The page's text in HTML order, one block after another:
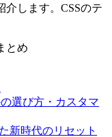
介します。CSSのテ
選び方・カスタマ
新時代のリセット